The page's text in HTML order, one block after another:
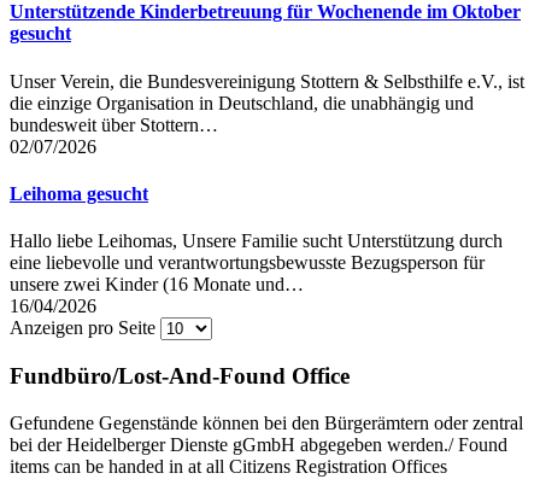
Unterstützende Kinderbetreuung für Wochenende im Oktober
gesucht
Unser Verein, die Bundesvereinigung Stottern & Selbsthilfe e.V., ist
die einzige Organisation in Deutschland, die unabhängig und
bundesweit über Stottern…
02/07/2026
Leihoma gesucht
Hallo liebe Leihomas, Unsere Familie sucht Unterstützung durch
eine liebevolle und verantwortungsbewusste Bezugsperson für
unsere zwei Kinder (16 Monate und…
16/04/2026
Anzeigen pro Seite
Fundbüro/Lost-And-Found Office
Gefundene Gegenstände können bei den Bürgerämtern oder zentral
bei der Heidelberger Dienste gGmbH abgegeben werden./ Found
items can be handed in at all Citizens Registration Offices